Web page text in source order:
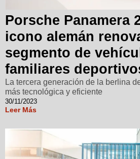
Porsche Panamera
icono alemán
segmento de
familiares
La tercera generación de la berlina
más tecnológica y eficiente
30/11/2023
Leer Más